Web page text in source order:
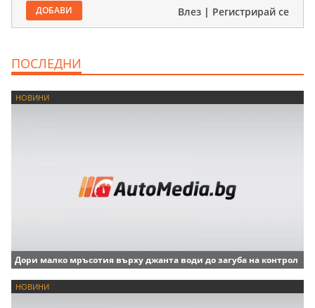
ДОБАВИ Влез | Регистрирай се
ПОСЛЕДНИ
НОВИНИ
Дори малко мръсотия върху джанта води до загуба на контрол
НОВИНИ